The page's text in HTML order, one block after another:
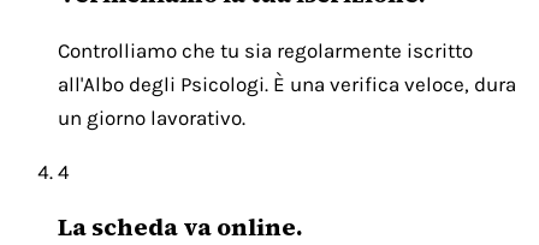
Controlliamo che tu sia regolarmente iscritto
all'Albo degli Psicologi. È una verifica veloce, dura
un giorno lavorativo.
4
La scheda va online.